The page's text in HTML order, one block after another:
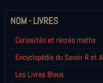
NOM - LIVRES
Curiosités et récrés maths
Encyclopédie du Savoir R et A
Les Livres Bleus